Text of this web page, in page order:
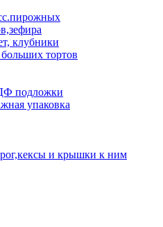
клубники
тортов
подложки
упаковка
и крышки к ним